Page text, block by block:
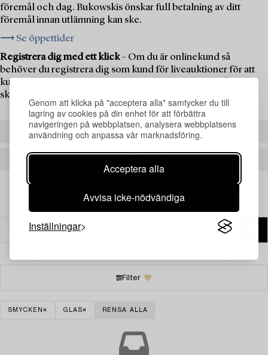
Genom att klicka på "acceptera alla" samtycker du till
lagring av cookies på din enhet för att förbättra
navigeringen på webbplatsen, analysera webbplatsens
användning och anpassa vår marknadsföring.
Acceptera alla
Avvisa icke-nödvändiga
Inställningar
föremål och dag. Bukowskis önskar full betalning av ditt
föremål innan utlämning kan ske.
⟶ Se öppettider
Registrera dig med ett klick– Om du är onlinekund så
behöver du registrera dig som kund för liveauktioner för att
kunna delta i auktionen. Om du är ny kund hos oss måste du
skapa ett kundkonto först.
REGISTRERA DIG
Filter
SMYCKEN GLAS RENSA ALLA